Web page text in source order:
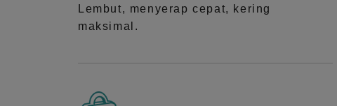
Lembut, menyerap cepat, kering
maksimal.